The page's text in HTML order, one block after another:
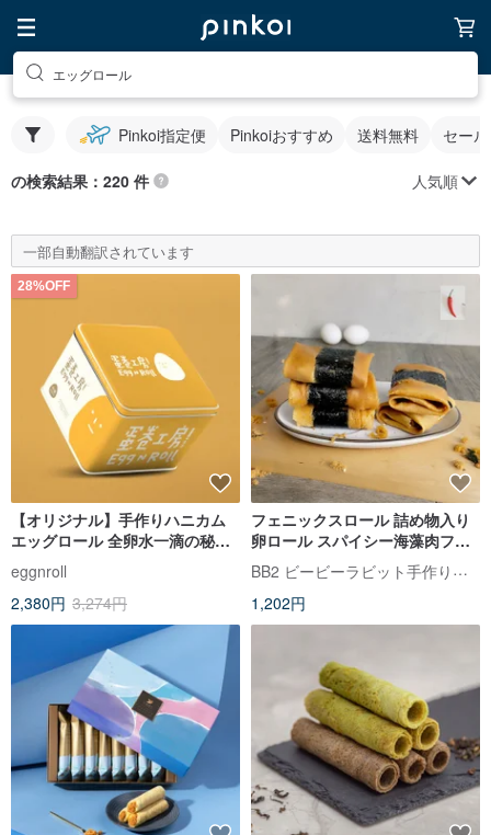
エッグロール
Pinkoi指定便 Pinkoiおすすめ 送料無料 セー
の検索結果：220 件 人気順
一部自動翻訳されています
28%OFF
【オリジナル】手作りハニカム
エッグロール 全卵水一滴の秘伝
レシピ 個別包装 中秋節
eggnroll
2,380円 3,274円
フェニックスロール 詰め物入り
卵ロール スパイシー海藻肉フロ
ス（スパイシー）
BB2 ビービーラビット手作りクッキー
1,202円